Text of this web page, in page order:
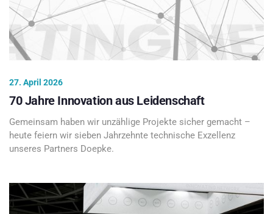
27. April 2026
70 Jahre Innovation aus Leidenschaft
Gemeinsam haben wir unzählige Projekte sicher gemacht –
heute feiern wir sieben Jahrzehnte technische Exzellenz
unseres Partners Doepke.